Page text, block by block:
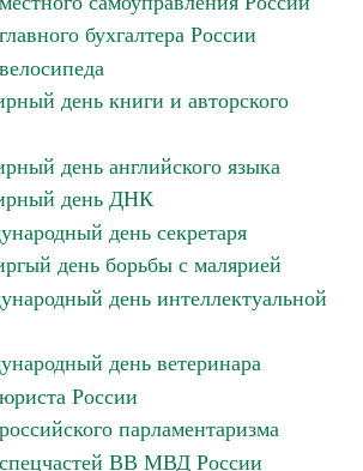
бухгалтера России
день книги и авторского
день английского языка
день ДНК
день секретаря
день борьбы с малярией
день интеллектуальной
день ветеринара
России
парламентаризма
ВВ МВД России